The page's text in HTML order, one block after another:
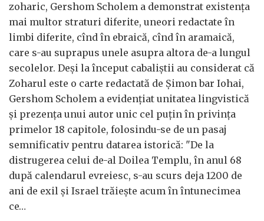
zoharic, Gershom Scholem a demonstrat existența
mai multor straturi diferite, uneori redactate în
limbi diferite, cînd în ebraică, cînd în aramaică,
care s-au suprapus unele asupra altora de-a lungul
secolelor. Deși la început cabaliștii au considerat că
Zoharul este o carte redactată de Șimon bar Iohai,
Gershom Scholem a evidențiat unitatea lingvistică
și prezența unui autor unic cel puțin în privința
primelor 18 capitole, folosindu-se de un pasaj
semnificativ pentru datarea istorică: "De la
distrugerea celui de-al Doilea Templu, în anul 68
după calendarul evreiesc, s-au scurs deja 1200 de
ani de exil și Israel trăiește acum în întunecimea
ce…